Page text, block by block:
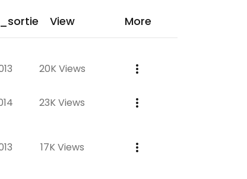
View More
20K Views
23K Views
17K Views